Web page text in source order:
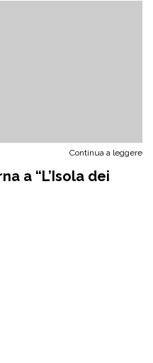
Continua a leggere
a “L’Isola dei